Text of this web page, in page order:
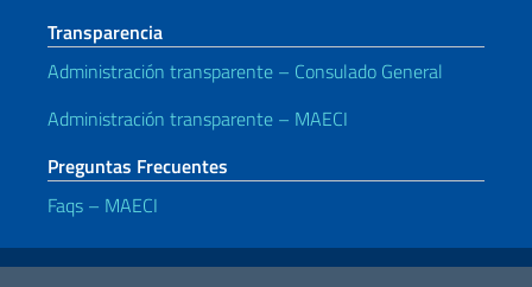
Transparencia
Administración transparente – Consulado General
Administración transparente – MAECI
Preguntas Frecuentes
Faqs – MAECI
Enlaces útiles